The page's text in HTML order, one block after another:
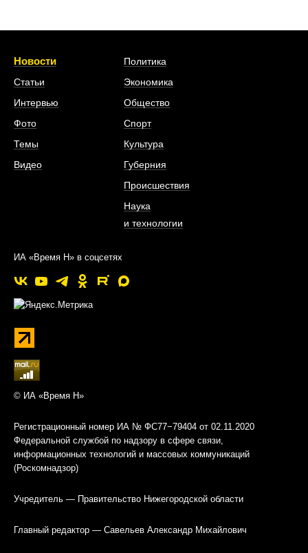
Новости
Статьи
Интервью
Фото
Темы
Видео
Политика
Экономика
Общество
Спорт
Культура
Губерния
Происшествия
Наука
и технологии
ИА «Время Н» в соцсетях
© ИА «Время Н»
Регистрационный номер ИА № ФС77−79404 от 02.11.2020
Федеральной службой по надзору в сфере связи,
информационных технологий и массовых коммуникаций
(Роскомнадзор)
Учредитель — Правительство Нижегородской области
Главный редактор — Савельев Александр Михайлович